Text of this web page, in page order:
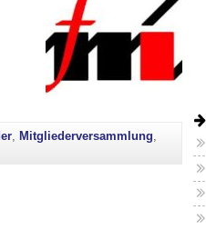
Mitgliederversammlung